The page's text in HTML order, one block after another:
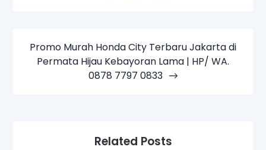
Promo Murah Honda City Terbaru Jakarta di
Permata Hijau Kebayoran Lama | HP/ WA.
0878 7797 0833
Related Posts